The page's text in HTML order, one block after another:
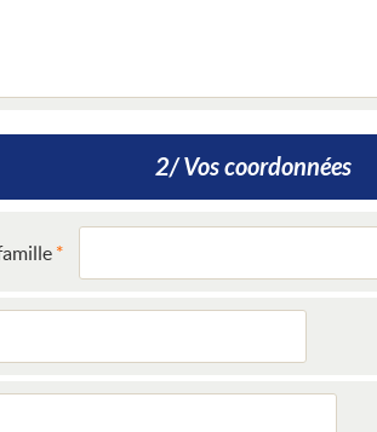
2/ Vos coordonnées